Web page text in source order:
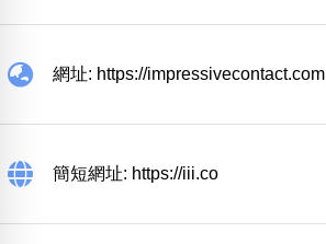
網址: https://impressivecontact.com
簡短網址: https://iii.co